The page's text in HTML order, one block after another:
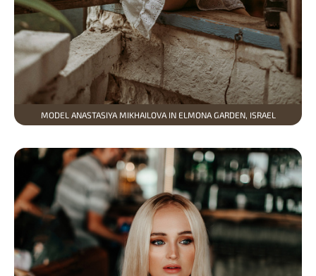
MODEL ANASTASIYA MIKHAILOVA IN ELMONA GARDEN, ISRAEL